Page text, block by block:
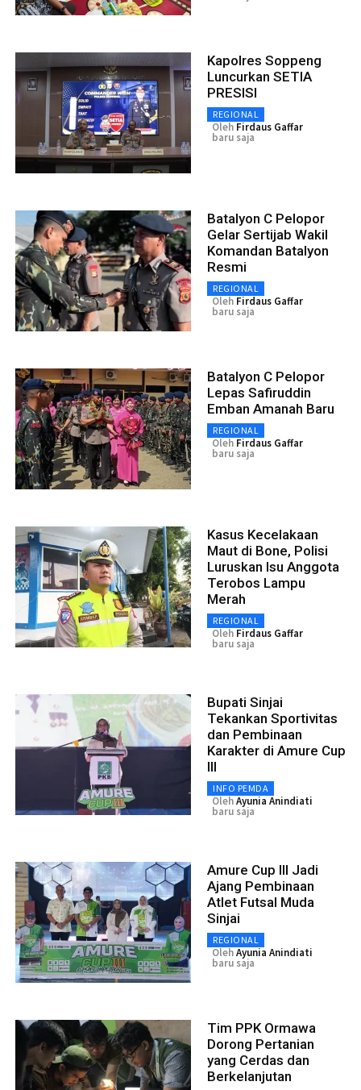
Kapolres Soppeng
Luncurkan SETIA
PRESISI
REGIONAL
Oleh Firdaus Gaffar
baru saja
Batalyon C Pelopor
Gelar Sertijab Wakil
Komandan Batalyon
Resmi
REGIONAL
Oleh Firdaus Gaffar
baru saja
Batalyon C Pelopor
Lepas Safiruddin
Emban Amanah Baru
REGIONAL
Oleh Firdaus Gaffar
baru saja
Kasus Kecelakaan
Maut di Bone, Polisi
Luruskan Isu Anggota
Terobos Lampu
Merah
REGIONAL
Oleh Firdaus Gaffar
baru saja
Bupati Sinjai
Tekankan Sportivitas
dan Pembinaan
Karakter di Amure Cup
III
INFO PEMDA
OlehAyunia Anindiati
baru saja
Amure Cup III Jadi
Ajang Pembinaan
Atlet Futsal Muda
Sinjai
REGIONAL
OlehAyunia Anindiati
baru saja
Tim PPK Ormawa
Dorong Pertanian
yang Cerdas dan
Berkelanjutan